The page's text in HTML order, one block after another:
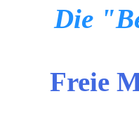
Die
Freie